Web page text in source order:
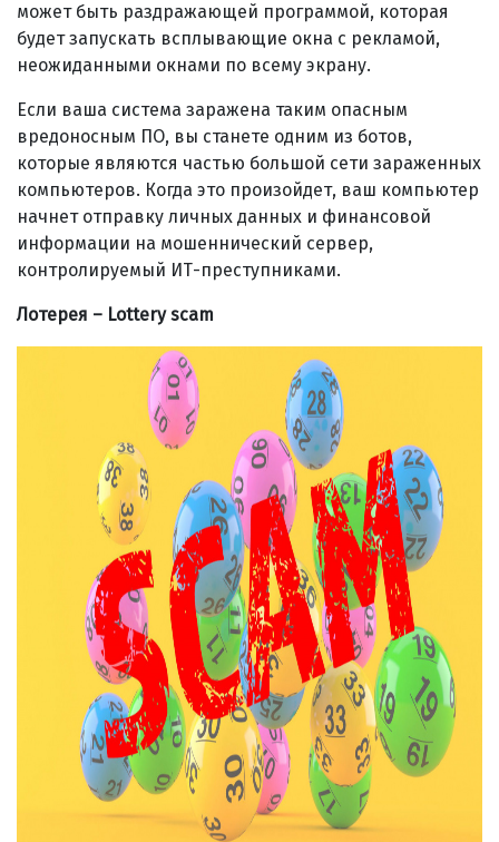
может быть раздражающей программой, которая
будет запускать всплывающие окна с рекламой,
неожиданными окнами по всему экрану.
Если ваша система заражена таким опасным
вредоносным ПО, вы станете одним из ботов,
которые являются частью большой сети зараженных
компьютеров. Когда это произойдет, ваш компьютер
начнет отправку личных данных и финансовой
информации на мошеннический сервер,
контролируемый ИТ-преступниками.
Лотерея – Lottery scam